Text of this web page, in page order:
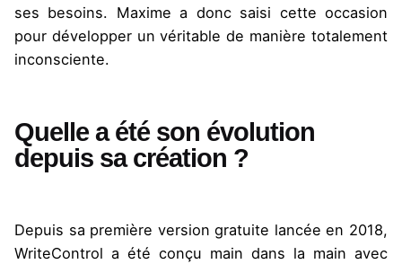
ses besoins. Maxime a donc saisi cette occasion
pour développer un véritable de manière totalement
inconsciente.
Quelle a été son évolution
depuis sa création ?
Depuis sa première version gratuite lancée en 2018,
WriteControl a été conçu main dans la main avec